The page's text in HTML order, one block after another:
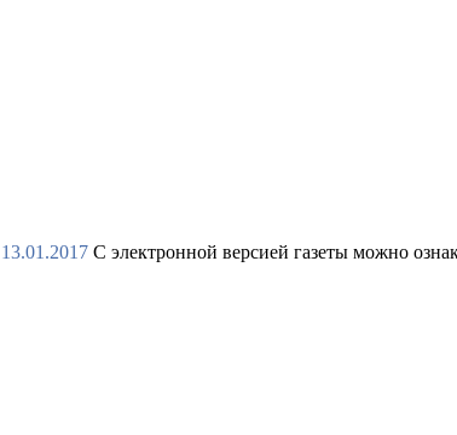
13.01.2017 С электронной версией газеты можно